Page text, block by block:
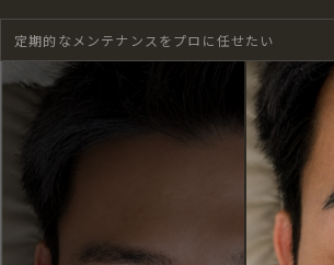
定期的なメンテナンスをプロに任せたい